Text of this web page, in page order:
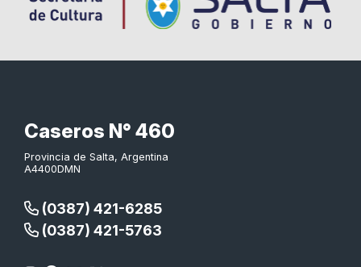
Caseros N° 460
Provincia de Salta, Argentina
A4400DMN
(0387) 421-6285
(0387) 421-5763